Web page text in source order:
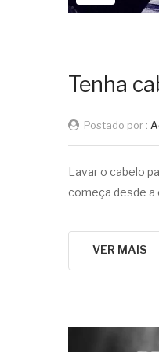
Tenha
Postado por :
Lavar o cabelo
começa desde a
VER MAIS